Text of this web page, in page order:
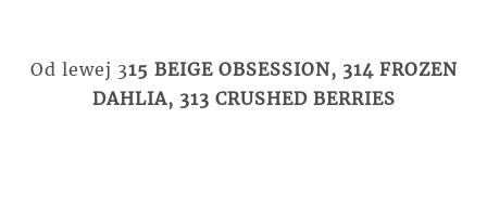
Od lewej 315 BEIGE OBSESSION, 314 FROZEN
DAHLIA, 313 CRUSHED BERRIES